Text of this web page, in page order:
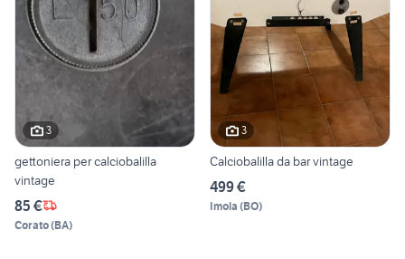
3
gettoniera per calciobalilla
vintage
85 €
Corato(BA)
3
Calciobalilla da bar vintage
499 €
Imola (BO)